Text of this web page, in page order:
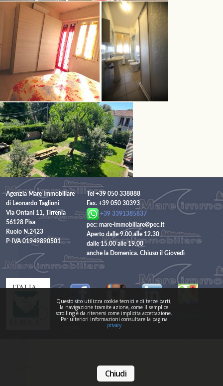
Questo sito utilizza cookie tecnici e di terze parti;
la navigazione tramite azione, come il semplice
scrolling è da ritenersi come implicita accettazione.
Per ulteriori informazioni consultare la pagina
privacy
Chiudi
Agenzia Mare Immobiliare
di Leonardo Taglioni
Via Ontani 11, Tirrenia
56128 Pisa
Ruolo N.2423
P-IVA 01949890501
Tel +39 050 338888
Fax. +39 050 30393
+39 3391385837
pec: mare-immobiliare@pec.it
Aperto dalle 9.00 alle 12.30
dalle 15.00 alle 19.00
anche la Domenica. Chiuso il Giovedì
privacy and cookies---Site Map